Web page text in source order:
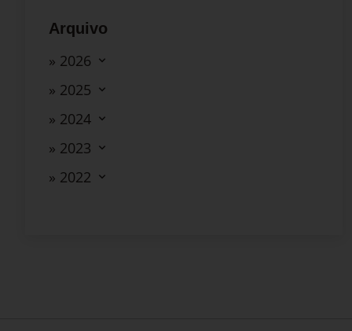
Arquivo
» 2026
» 2025
» 2024
» 2023
» 2022